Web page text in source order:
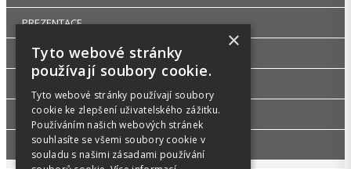
PREZENTACE
DROGERIE
KANCELÁŘSKÝ NÁBYTEK
ŠKOLA, VÝTVARNÉ POTŘEBY
PŘÍSLUŠENSTVÍ
×
Tyto webové stránky
používají soubory cookie.
Tyto webové stránky používají soubory
cookie ke zlepšení uživatelského zážitku.
Používáním našich webových stránek
souhlasíte se všemi soubory cookie v
souladu s našimi zásadami používání